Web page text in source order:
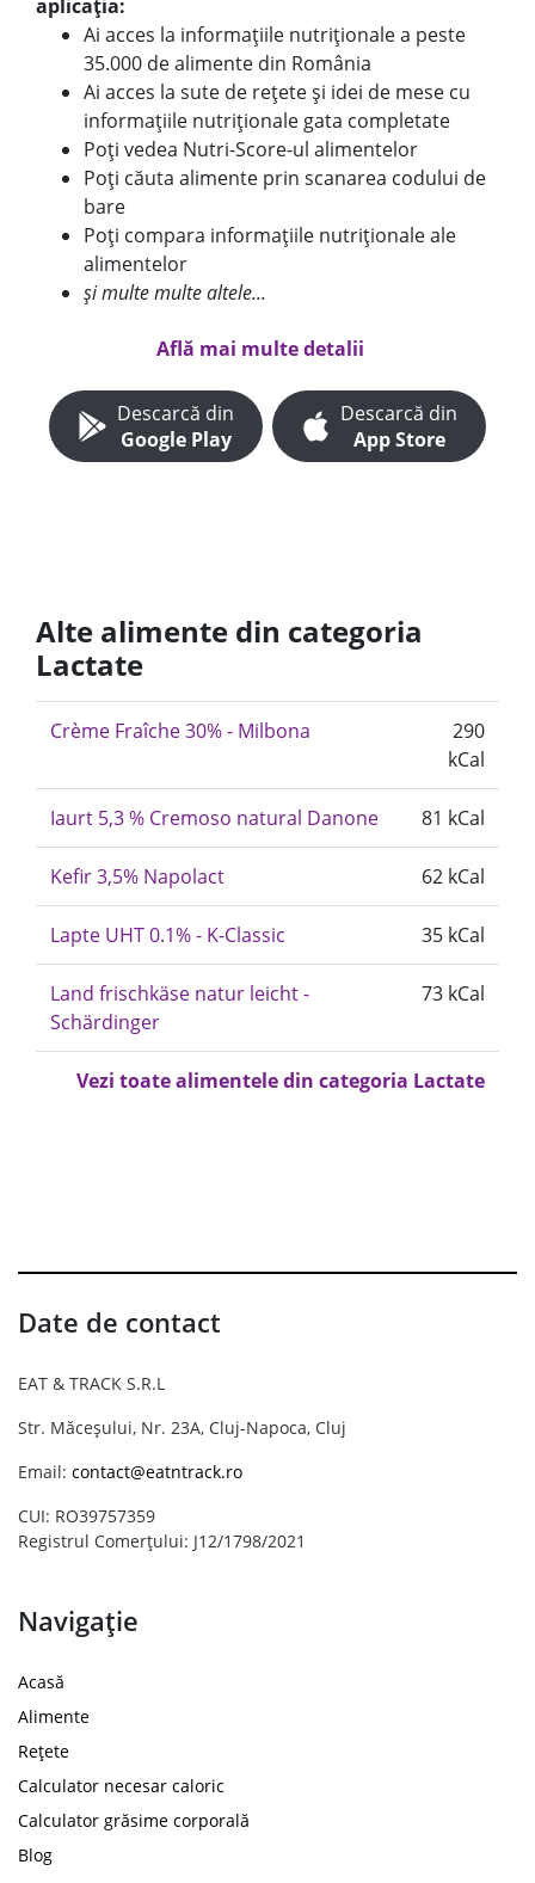
aplicația:
Ai acces la informațiile nutriționale a peste
35.000 de alimente din România
Ai acces la sute de rețete și idei de mese cu
informațiile nutriționale gata completate
Poți vedea Nutri-Score-ul alimentelor
Poți căuta alimente prin scanarea codului de
bare
Poți compara informațiile nutriționale ale
alimentelor
și multe multe altele...
Află mai multe detalii
Descarcă din
Google Play
Descarcă din
App Store
Alte alimente din categoria
Lactate
Crème Fraîche 30% - Milbona
290
kCal
Iaurt 5,3 % Cremoso natural Danone 81 kCal
Kefir 3,5% Napolact 62 kCal
Lapte UHT 0.1% - K-Classic 35 kCal
Land frischkäse natur leicht -
Schärdinger
73 kCal
Vezi toate alimentele din categoria Lactate
Date de contact
EAT & TRACK S.R.L
Str. Măceșului, Nr. 23A, Cluj-Napoca, Cluj
Email: contact@eatntrack.ro
CUI: RO39757359
Registrul Comerțului: J12/1798/2021
Navigație
Acasă
Alimente
Rețete
Calculator necesar caloric
Calculator grăsime corporală
Blog